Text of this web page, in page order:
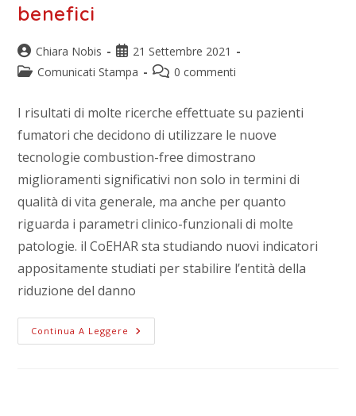
benefici
Chiara Nobis
21 Settembre 2021
Comunicati Stampa
0 commenti
I risultati di molte ricerche effettuate su pazienti
fumatori che decidono di utilizzare le nuove
tecnologie combustion-free dimostrano
miglioramenti significativi non solo in termini di
qualità di vita generale, ma anche per quanto
riguarda i parametri clinico-funzionali di molte
patologie. il CoEHAR sta studiando nuovi indicatori
appositamente studiati per stabilire l’entità della
riduzione del danno
Continua A Leggere